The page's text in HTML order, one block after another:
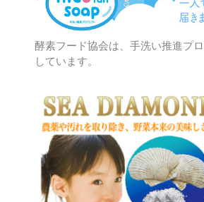
酵素フード協会は、手洗い推進プ
しています。